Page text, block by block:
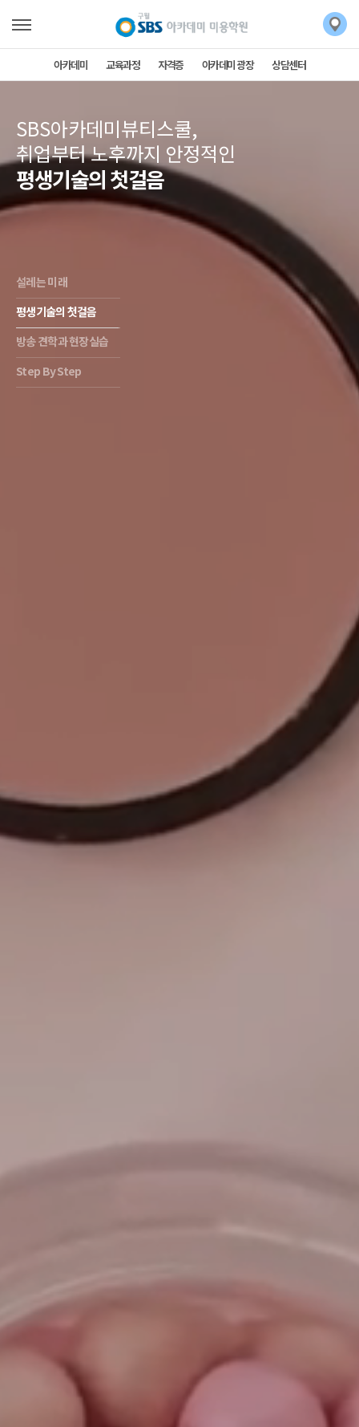
아카데미 교육과정 자격증 아카데미 광장 상담센터
SBS아카데미뷰티스쿨,
취업부터 노후까지 안정적인
평생기술의 첫걸음
설레는 미래
평생기술의 첫걸음
방송 견학과 현장실습
Step By Step